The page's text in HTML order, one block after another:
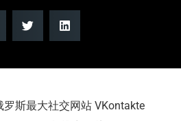
罗斯最大社交网站 VKontakte